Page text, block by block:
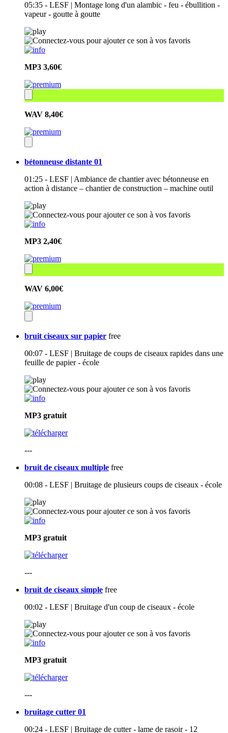
05:35 - LESF | Montage long d'un alambic - feu - ébullition -
vapeur - goutte à goutte
MP3 3,60€
WAV 8,40€
bétonneuse distante 01
01:25 - LESF | Ambiance de chantier avec bétonneuse en
action à distance – chantier de construction – machine outil
MP3 2,40€
WAV 6,00€
bruit ciseaux sur papier free
00:07 - LESF | Bruitage de coups de ciseaux rapides dans une
feuille de papier - école
MP3 gratuit
---
bruit de ciseaux multiple free
00:08 - LESF | Bruitage de plusieurs coups de ciseaux - école
MP3 gratuit
---
bruit de ciseaux simple free
00:02 - LESF | Bruitage d'un coup de ciseaux - école
MP3 gratuit
---
bruitage cutter 01
00:24 - LESF | Bruitage de cutter - lame de rasoir - 12